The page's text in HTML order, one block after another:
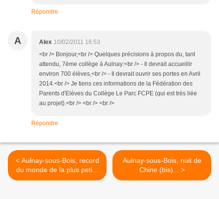
Répondre
A Alex 10/02/2011 16:53
<br /> Bonjour,<br /> Quelques précisions à propos du, tant
attendu, 7ème collège à Aulnay:<br /> - Il devrait accueillir
environ 700 élèves,<br /> - Il devrait ouvrir ses portes en Avril
2014.<br /> Je tiens ces informations de la Fédération des
Parents d'Elèves du Collège Le Parc FCPE (qui est très liée
au projet).<br /> <br /> <br />
Répondre
< Aulnay-sous-Bois, record
du monde de la plus petite
piste cyclable en ville.
Aulnay-sous-Bois, nuit de
Chine (bis)... >